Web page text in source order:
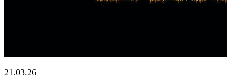
21.03.26